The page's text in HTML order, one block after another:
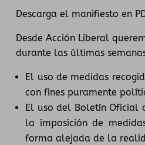
Descarga el manifiesto en
Desde Acción Liberal
durante las últimas
El uso de medidas
con fines puramente
El uso del Boletín Oficial
la imposición de
forma alejada de la